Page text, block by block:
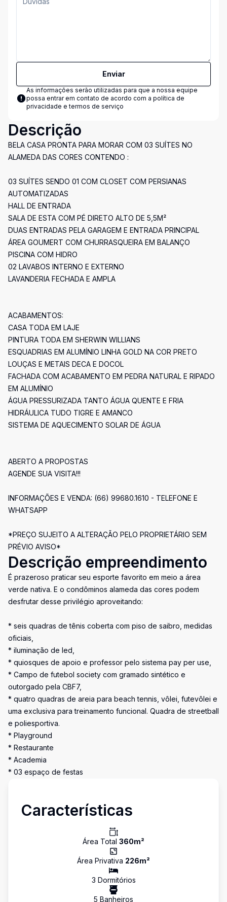
Enviar
As informações serão utilizadas para que a nossa equipe
possa entrar em contato de acordo com a política de
privacidade e termos de serviço
Descrição
BELA CASA PRONTA PARA MORAR COM 03 SUÍTES NO
ALAMEDA DAS CORES CONTENDO :
03 SUÍTES SENDO 01 COM CLOSET COM PERSIANAS
AUTOMATIZADAS
HALL DE ENTRADA
SALA DE ESTA COM PÉ DIRETO ALTO DE 5,5M²
DUAS ENTRADAS PELA GARAGEM E ENTRADA PRINCIPAL
ÁREA GOUMERT COM CHURRASQUEIRA EM BALANÇO
PISCINA COM HIDRO
02 LAVABOS INTERNO E EXTERNO
LAVANDERIA FECHADA E AMPLA
ACABAMENTOS:
CASA TODA EM LAJE
PINTURA TODA EM SHERWIN WILLIANS
ESQUADRIAS EM ALUMÍNIO LINHA GOLD NA COR PRETO
LOUÇAS E METAIS DECA E DOCOL
FACHADA COM ACABAMENTO EM PEDRA NATURAL E RIPADO
EM ALUMÍNIO
ÁGUA PRESSURIZADA TANTO ÁGUA QUENTE E FRIA
HIDRÁULICA TUDO TIGRE E AMANCO
SISTEMA DE AQUECIMENTO SOLAR DE ÁGUA
ABERTO A PROPOSTAS
AGENDE SUA VISITA!!!
INFORMAÇÕES E VENDA: (66) 99680.1610 - TELEFONE E
WHATSAPP
*PREÇO SUJEITO A ALTERAÇÃO PELO PROPRIETÁRIO SEM
PRÉVIO AVISO*
Descrição empreendimento
É prazeroso praticar seu esporte favorito em meio a área
verde nativa. E o condôminos alameda das cores podem
desfrutar desse privilégio aproveitando:
* seis quadras de tênis coberta com piso de saibro, medidas
oficiais,
* iluminação de led,
* quiosques de apoio e professor pelo sistema pay per use,
* Campo de futebol society com gramado sintético e
outorgado pela CBF7,
* quatro quadras de areia para beach tennis, vôlei, futevôlei e
uma exclusiva para treinamento funcional. Quadra de streetball
e poliesportiva.
* Playground
* Restaurante
* Academia
* 03 espaço de festas
Características
Área Total 360m²
Área Privativa 226m²
3 Dormitórios
5 Banheiros